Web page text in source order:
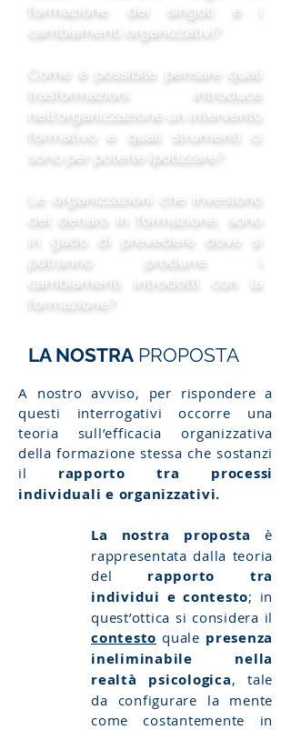
formazione dei singoli e i
cambiamenti organizzativi?
Come è possibile pensare quali
trasformazioni introduce
nell'organizzazione un intervento
formativo e quali strumenti ci
sono per poterle ipotizzare?
Le organizzazioni che investono
del denaro in formazione, sono
in gado di prevedere dove si
potranno produrre i
cambiamenti introdotti con la
formazione?
LA NOSTRA PROPOSTA
A nostro avviso, per rispondere a
questi interrogativi occorre una
teoria sull’efficacia organizzativa
della formazione stessa che sostanzi
il rapporto tra processi
individuali e organizzativi.
La nostra proposta
è
rappresentata dalla teoria
del rapporto tra
individui e contesto; in
quest’ottica si considera il
contesto quale presenza
ineliminabile nella
realtà psicologica, tale
da configurare la mente
come costantemente in